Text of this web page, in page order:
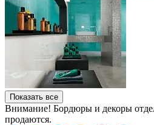
Показать все
Внимание! Бордюры и декоры
продаются.